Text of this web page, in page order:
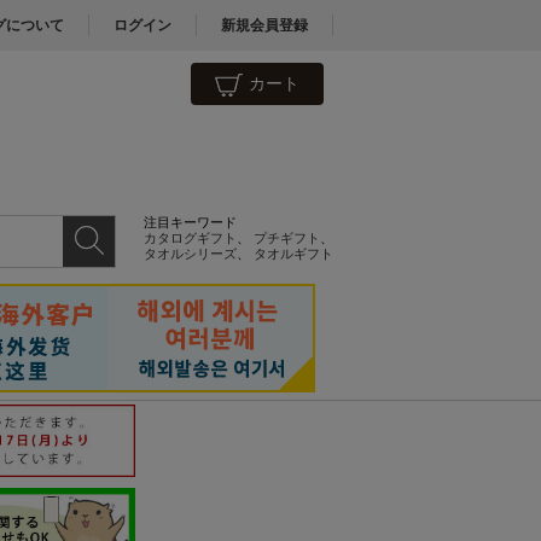
について ログイン 新規会員登録
カート
注目キーワード
カタログギフト
プチギフト
タオルシリーズ
タオルギフト